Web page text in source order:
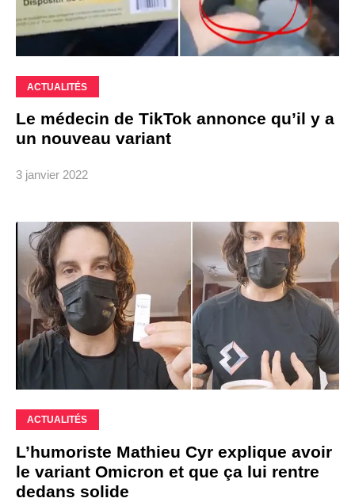
ACTUALITÉS
Le médecin de TikTok annonce qu’il y a
un nouveau variant
3 janvier 2022
ACTUALITÉS
L’humoriste Mathieu Cyr explique avoir
le variant Omicron et que ça lui rentre
dedans solide